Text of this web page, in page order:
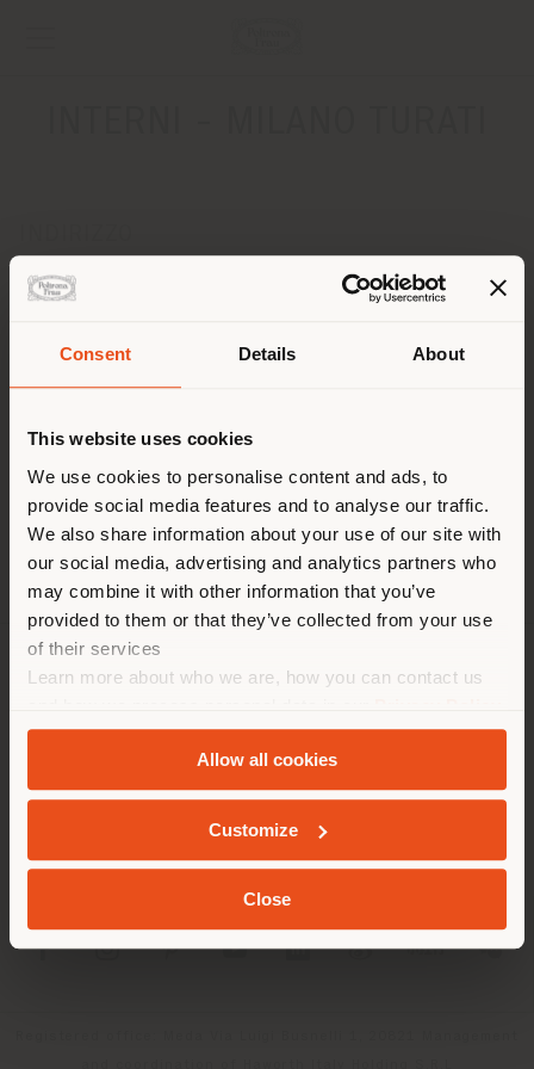
Consent Details About
This website uses cookies
We use cookies to personalise content and ads, to
provide social media features and to analyse our traffic.
We also share information about your use of our site with
our social media, advertising and analytics partners who
may combine it with other information that you’ve
provided to them or that they’ve collected from your use
of their services
Learn more about who we are, how you can contact us
andCookie Policy.
Allow all cookies
Customize
Close
VIA F. TURATI 8
MILANO 20121
CONTATTI
Telefono 02 29063421
RICHIEDI APPUNTAMENTO
Stai navigando in un Paese
diverso da quello della tua
localizzazione. Si consiglia di
localizzarsi correttamente per
effettuare acquisti. (us)
GEOLOCALIZZATI
AZIENDA
LINEE DI PRODOTTO
INFO & SERVIZI